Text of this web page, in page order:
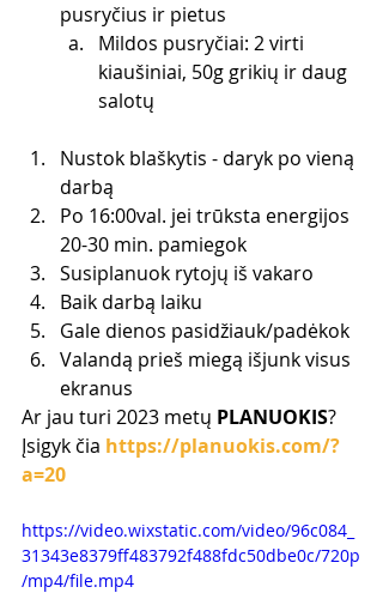
pusryčius ir pietus
Mildos pusryčiai: 2 virti
kiaušiniai, 50g grikių ir daug
salotų
Nustok blaškytis - daryk po vieną
darbą
Po 16:00val. jei trūksta energijos
20-30 min. pamiegok
Susiplanuok rytojų iš vakaro
Baik darbą laiku
Gale dienos pasidžiauk/padėkok
Valandą prieš miegą išjunk visus
ekranus
Ar jau turi 2023 metų PLANUOKIS?
Įsigyk čia https://planuokis.com/?
a=20
https://video.wixstatic.com/video/96c084_
31343e8379ff483792f488fdc50dbe0c/720p
/mp4/file.mp4